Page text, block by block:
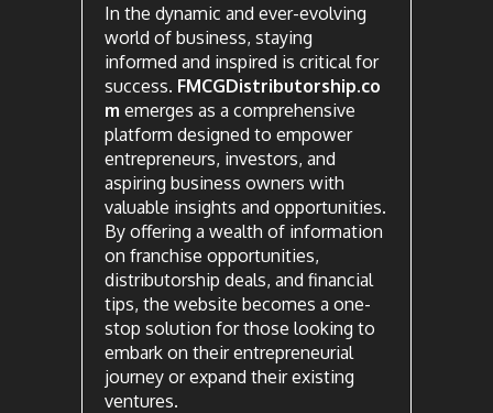
In the dynamic and ever-evolving
world of business, staying
informed and inspired is critical for
success. FMCGDistributorship.co
m emerges as a comprehensive
platform designed to empower
entrepreneurs, investors, and
aspiring business owners with
valuable insights and opportunities.
By offering a wealth of information
on franchise opportunities,
distributorship deals, and financial
tips, the website becomes a one-
stop solution for those looking to
embark on their entrepreneurial
journey or expand their existing
ventures.